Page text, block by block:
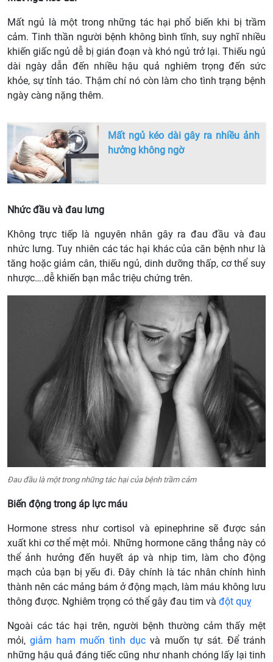
Mất ngủ là một trong những tác hại phổ biến khi bị trầm
cảm. Tinh thần người bệnh không bình tĩnh, suy nghĩ nhiều
khiến giấc ngủ dễ bị gián đoạn và khó ngủ trở lại. Thiếu ngủ
dài ngày dẫn đến nhiều hậu quả nghiêm trọng đến sức
khỏe, sự tỉnh táo. Thậm chí nó còn làm cho tình trạng bệnh
ngày càng nặng thêm.
Mất ngủ kéo dài gây ra nhiều ảnh
hưởng không ngờ
Nhức đầu và đau lưng
Không trực tiếp là nguyên nhân gây ra đau đầu và đau
nhức lưng. Tuy nhiên các tác hại khác của căn bệnh như là
tăng hoặc giảm cân, thiếu ngủ, dinh dưỡng thấp, cơ thể suy
nhược….dễ khiến bạn mắc triệu chứng trên.
Đau đầu là một trong những tác hại của bệnh trầm cảm
Biến động trong áp lực máu
Hormone stress như cortisol và epinephrine sẽ được sản
xuất khi cơ thể mệt mỏi. Những hormone căng thẳng này có
thể ảnh hưởng đến huyết áp và nhịp tim, làm cho động
mạch của bạn bị yếu đi. Đây chính là tác nhân chính hình
thành nên các mảng bám ở động mạch, làm máu không lưu
thông được. Nghiêm trọng có thể gây đau tim và đột quỵ
Ngoài các tác hại trên, người bệnh thường cảm thấy mệt
mỏi, giảm ham muốn tình dục và muốn tự sát. Để tránh
những hậu quả đáng tiếc cũng như nhanh chóng lấy lại tinh